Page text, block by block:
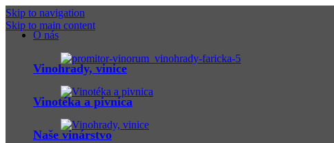
Skip to navigation
Skip to main content
O nás
Vinohrady, vinice
Vinotéka a pivnica
Naše vinárstvo